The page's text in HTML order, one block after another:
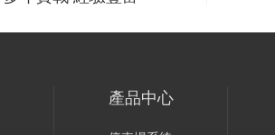
產品中心